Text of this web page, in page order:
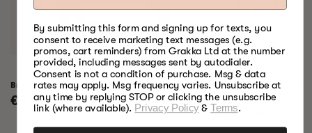
Bradley Raven Smoker
Normale
prijs
€799,00
Professionele P10
racks
Normale
prijs
€999,00
By submitting this form and signing up for texts, you
consent to receive marketing text messages (e.g.
promos, cart reminders) from Grakka Ltd at the number
provided, including messages sent by autodialer.
Consent is not a condition of purchase. Msg & data
rates may apply. Msg frequency varies. Unsubscribe at
any time by replying STOP or clicking the unsubscribe
link (where available). Privacy Policy&Terms.